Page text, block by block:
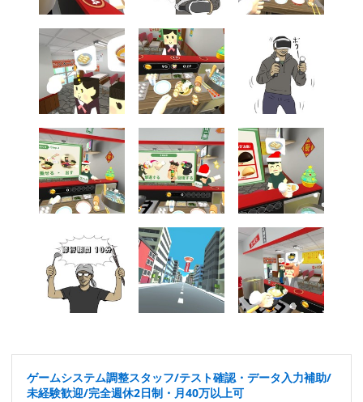
ゲームシステム調整スタッフ/テスト確認・データ入力補助/
未経験歓迎/完全週休2日制・月40万以上可